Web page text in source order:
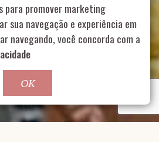
Romana, São Paulo – SP
contato@nucleofood.com
para continar
para promover marketing
sua navegação e experiência em
navegando, você concorda com a
OK